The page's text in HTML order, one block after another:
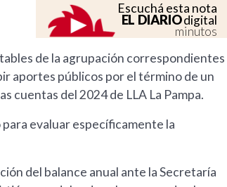
Escuchá esta nota
EL DIARIOdigital
minutos
de la agrupación correspondientes
aportes públicos por el término de un
cuentas del 2024 de LLA La Pampa.
evaluar específicamente la
del balance anual ante la Secretaría